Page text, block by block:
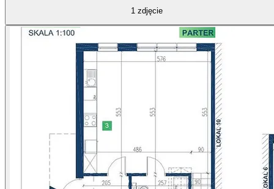
1 zdjęcie